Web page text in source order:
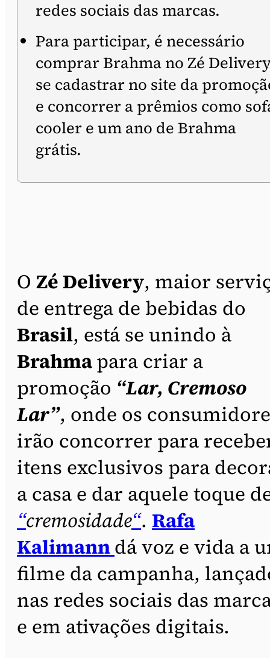
redes sociais das marcas.
Para participar, é necessário
comprar Brahma no Zé
se cadastrar no site da
e concorrer a prêmios como
cooler e um ano de Brahma
grátis.
O Zé Delivery, maior
de entrega de bebidas do
Brasil, está se unindo à
Brahmapara criar a
promoção “Lar, Cremoso
Lar”, onde os
irão concorrer para
itens exclusivos para
a casa e dar aquele toque
“cremosidade“. Rafa
Kalimanndá voz e vida a
filme da campanha,
nas redes sociais das
e em ativações digitais.